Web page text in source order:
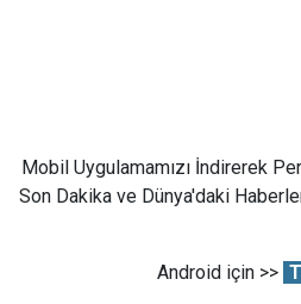
Mobil Uygulamamızı İndirerek
Son Dakika ve Dünya'daki
Android için >>